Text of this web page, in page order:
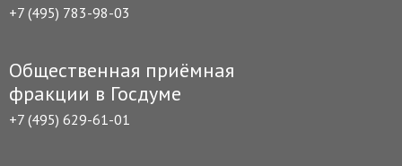
+7 (495) 783-98-03
Общественная приёмная
фракции в Госдуме
+7 (495) 629-61-01